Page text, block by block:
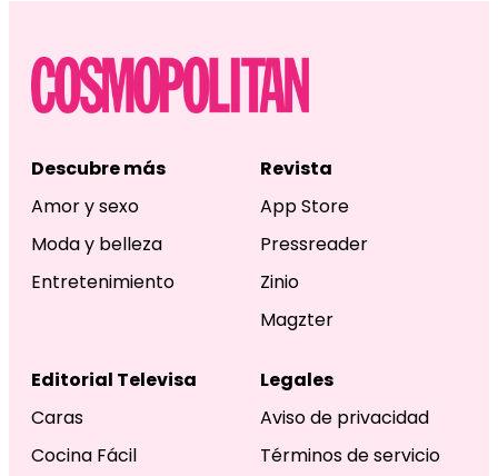
Descubre más
Amor y sexo
Moda y belleza
Entretenimiento
Revista
App Store
Pressreader
Zinio
Magzter
Editorial Televisa
Caras
Cocina Fácil
Legales
Aviso de privacidad
Términos de servicio